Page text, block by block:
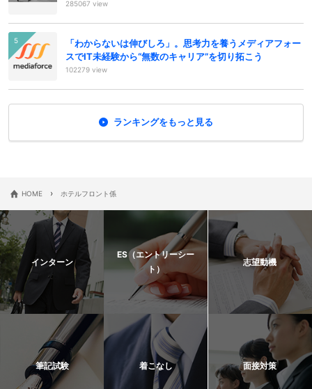
285067 view
「わからないは伸びしろ」。思考力を養うメディアフォー
スでIT未経験から“無数のキャリア”を切り拓こう
102279 view
ランキングをもっと見る
HOME › ホテルフロント係
インターン
ES（エントリーシー
ト）
志望動機
筆記試験 着こなし 面接対策